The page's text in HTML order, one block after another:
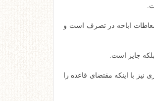
اباحه در تصرف است و
جایز است.
با اینکه مقتضای قاعده را